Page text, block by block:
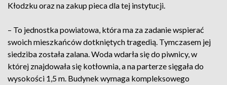
Kłodzku oraz na zakup pieca dla tej instytucji.
– To jednostka powiatowa, która ma za zadanie wspierać
swoich mieszkańców dotkniętych tragedią. Tymczasem jej
siedziba została zalana. Woda wdarła się do piwnicy, w
której znajdowała się kotłownia, a na parterze sięgała do
wysokości 1,5 m. Budynek wymaga kompleksowego